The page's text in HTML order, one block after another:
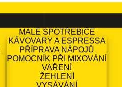
MALÉ SPOTŘEBIČE
KÁVOVARY A ESPRESSA
PŘÍPRAVA NÁPOJŮ
POMOCNÍK PŘI MIXOVÁNÍ
VAŘENÍ
ŽEHLENÍ